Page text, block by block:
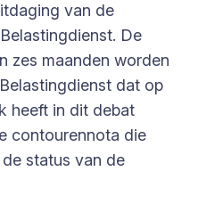
van de
De
zes maanden worden
dat op
heeft in dit debat
contourennota die
status van de